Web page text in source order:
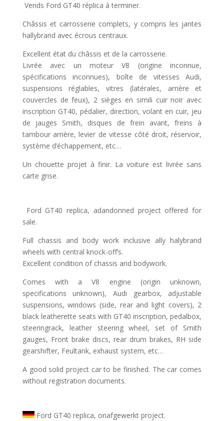
Vends Ford GT40 réplica à terminer.
Châssis et carrosserie complets, y compris les jantes
hallybrand avec écrous centraux.
Excellent état du châssis et de la carrosserie.
Livrée avec un moteur V8 (origine inconnue,
spécifications inconnues), boîte de vitesses Audi,
suspensions réglables, vitres (latérales, arrière et
couvercles de feux), 2 sièges en simili cuir noir avec
inscription GT40, pédalier, direction, volant en cuir, jeu
de jauges Smith, disques de frein avant, freins à
tambour arrière, levier de vitesse côté droit, réservoir,
système d’échappement, etc…
Un chouette projet à finir. La voiture est livrée sans
carte grise.
Ford GT40 replica, adandonned project offered for
sale.
Full chassis and body work inclusive ally halybrand
wheels with central knock-off’s.
Excellent condition of chassis and bodywork.
Comes with a V8 engine (origin unknown,
specifications unknown), Audi gearbox, adjustable
suspensions, windows (side, rear and light covers), 2
black leatherette seats with GT40 inscription, pedalbox,
steeringrack, leather steering wheel, set of Smith
gauges, Front brake discs, rear drum brakes, RH side
gearshifter, Feultank, exhaust system, etc…
A good solid project car to be finished. The car comes
without registration documents.
Ford GT40 replica, onafgewerkt project.